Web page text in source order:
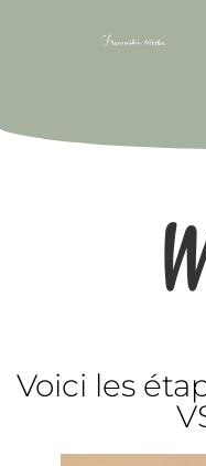
Voici les